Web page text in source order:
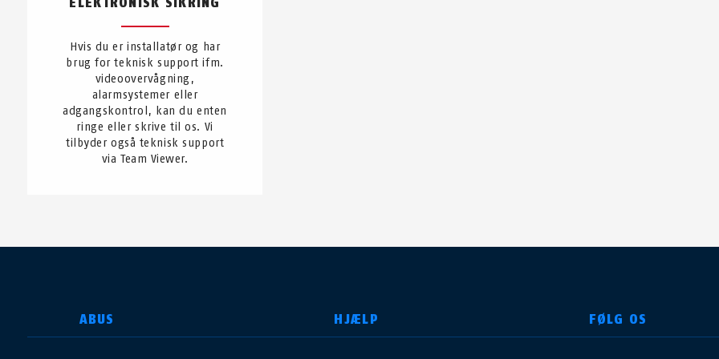
Hvis du er installatør og har
brug for teknisk support ifm.
videoovervågning,
alarmsystemer eller
adgangskontrol, kan du enten
ringe eller skrive til os. Vi
tilbyder også teknisk support
via Team Viewer.
ABUS HJÆLP FØLG OS
VÆLG DIT LAND